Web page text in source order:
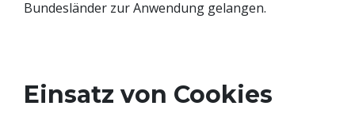
Bundesländer zur Anwendung gelangen.
Einsatz von Cookies